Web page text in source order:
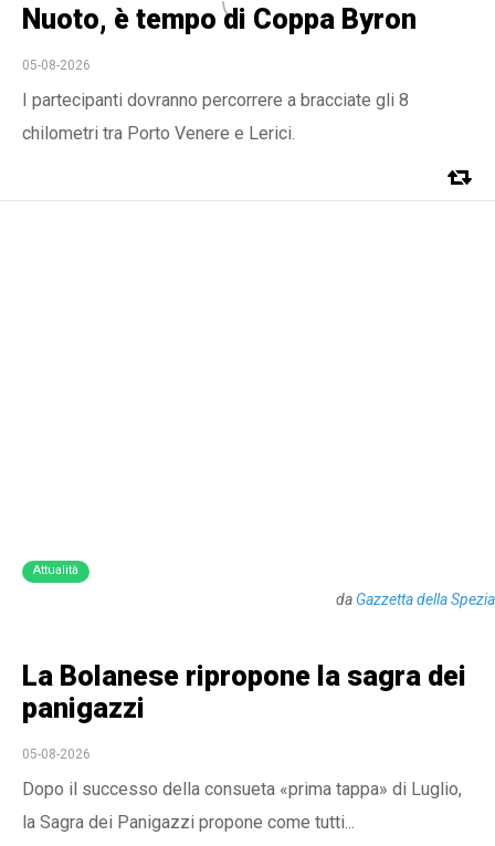
Nuoto, è tempo di Coppa Byron
05-08-2026
I partecipanti dovranno percorrere a bracciate gli 8
chilometri tra Porto Venere e Lerici.
Attualità
da Gazzetta della Spezia
La Bolanese ripropone la sagra dei
panigazzi
05-08-2026
Dopo il successo della consueta «prima tappa» di Luglio,
la Sagra dei Panigazzi propone come tutti...